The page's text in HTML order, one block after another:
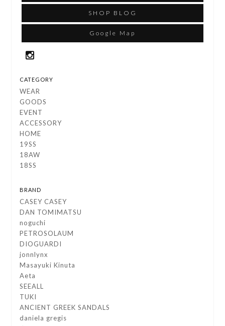
SHOP BLOG
Google Map
CATEGORY
WEAR
GOODS
EVENT
ACCESSORY
HOME
19SS
18AW
18SS
BRAND
CASEY CASEY
DAN TOMIMATSU
noguchi
PETROSOLAUM
DIOGUARDI
jonnlynx
Masayuki Kinuta
Aeta
SEEALL
TUKI
ANCIENT GREEK SANDALS
daniela gregis